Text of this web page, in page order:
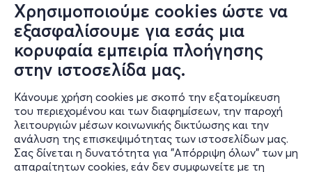
Χρησιμοποιούμε cookies ώστε να
εξασφαλίσουμε για εσάς μια
κορυφαία εμπειρία πλοήγησης
στην ιστοσελίδα μας.
Κάνουμε χρήση cookies με σκοπό την εξατομίκευση
του περιεχομένου και των διαφημίσεων, την παροχή
λειτουργιών μέσων κοινωνικής δικτύωσης και την
ανάλυση της επισκεψιμότητας των ιστοσελίδων μας.
Σας δίνεται η δυνατότητα για "Απόρριψη όλων" των μη
απαραίτητων cookies, εάν δεν συμφωνείτε με τη